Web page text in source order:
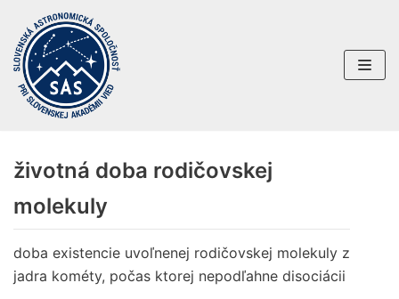
Preskočiť
na
obsah
životná doba rodičovskej
molekuly
doba existencie uvoľnenej rodičovskej molekuly z
jadra kométy, počas ktorej nepodľahne disociácii